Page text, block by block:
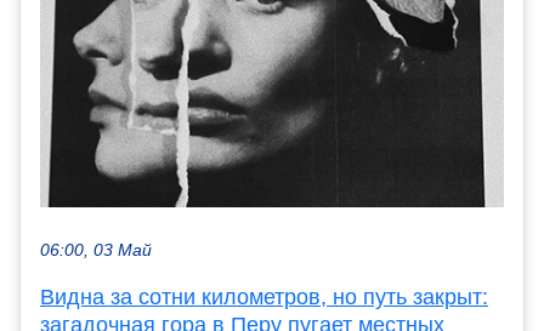
06:00, 03 Май
Видна за сотни километров, но путь закрыт:
загадочная гора в Перу пугает местных